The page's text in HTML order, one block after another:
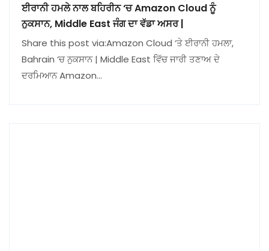
ਈਰਾਨੀ ਹਮਲੇ ਨਾਲ ਬਹਿਰੀਨ ‘ਚ Amazon Cloud ਨੂੰ
ਨੁਕਸਾਨ, Middle East ਜੰਗ ਦਾ ਵੱਡਾ ਅਸਰ |
Share this post via:Amazon Cloud ‘ਤੇ ਈਰਾਨੀ ਹਮਲਾ,
Bahrain ‘ਚ ਨੁਕਸਾਨ | Middle East ਵਿੱਚ ਜਾਰੀ ਤਣਾਅ ਦੇ
ਦਰਮਿਆਨ Amazon…